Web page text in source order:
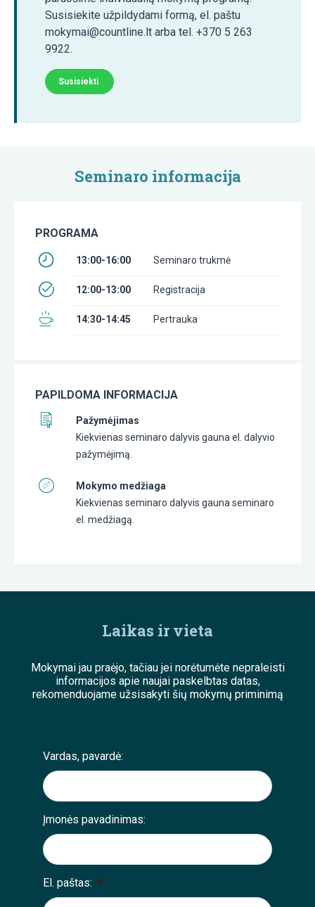
Susisiekite užpildydami formą, el. paštu
mokymai@countline.lt arba tel. +370 5 263
9922.
Susisiekti
Seminaro informacija
PROGRAMA
13:00-16:00 Seminaro trukmė
12:00-13:00 Registracija
14:30-14:45 Pertrauka
PAPILDOMA INFORMACIJA
Pažymėjimas
Kiekvienas seminaro dalyvis gauna el. dalyvio
pažymėjimą.
Mokymo medžiaga
Kiekvienas seminaro dalyvis gauna seminaro
el. medžiagą.
Laikas ir vieta
Mokymai jau praėjo, tačiau jei norėtumėte nepraleisti
informacijos apie naujai paskelbtas datas,
rekomenduojame užsisakyti šių mokymų priminimą
;
Vardas, pavardė:
Įmonės pavadinimas:
El. paštas: *